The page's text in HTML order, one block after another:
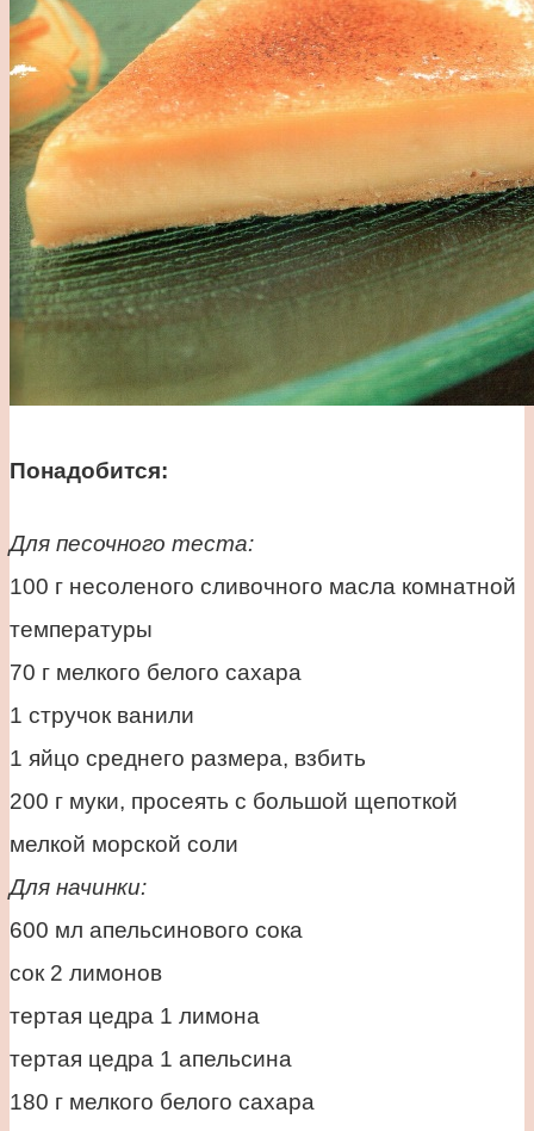
Понадобится:
Для песочного теста:
100 г несоленого сливочного масла комнатной
температуры
70 г мелкого белого сахара
1 стручок ванили
1 яйцо среднего размера, взбить
200 г муки, просеять с большой щепоткой
мелкой морской соли
Для начинки:
600 мл апельсинового сока
сок 2 лимонов
тертая цедра 1 лимона
тертая цедра 1 апельсина
180 г мелкого белого сахара